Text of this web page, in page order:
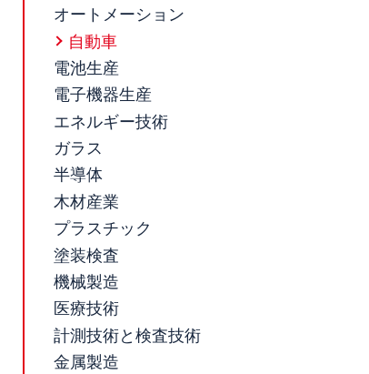
オートメーション
自動車
電池生産
電子機器生産
エネルギー技術
ガラス
半導体
木材産業
プラスチック
塗装検査
機械製造
医療技術
計測技術と検査技術
金属製造